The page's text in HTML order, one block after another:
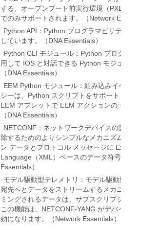
する、オープンブート前実行環境（PXE）ク
でのみサポートされます。（Network
Python API：Python プログラマビリティは
しています。（DNA Essentials）
Python CLI モジュール：Python プログラ
用して IOS と対話できる Python モジュール
（DNA Essentials）
EEM Python モジュール：組み込みイベン
シーは、Python スクリプトをサポートしま
EEM アプレットで EEM アクションの一部と
（DNA Essentials）
NETCONF：ネットワークデバイスの設定
除するためのよりシンプルなメカニズムです
ン データとプロトコル メッセージに
Language（XML）ベースのデータ符号化を
Essentials）
モデル駆動型テレメトリ：モデル駆動型テ
宛先へとデータをストリームするメカニズム
ミングされるデータは、サブスクリプション
この機能は、NETCONF-YANG がデバイス
効になります。（Network Essentials）